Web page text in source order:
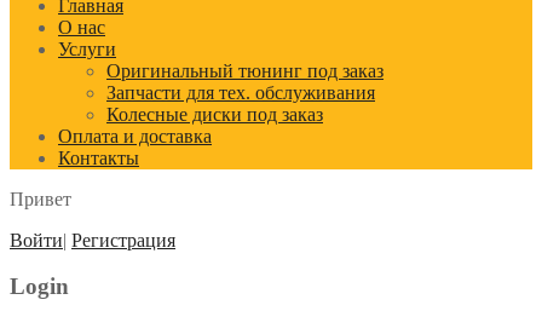
Главная
О нас
Услуги
Оригинальный тюнинг под заказ
Запчасти для тех. обслуживания
Колесные диски под заказ
Оплата и доставка
Контакты
Привет
Войти| Регистрация
Login